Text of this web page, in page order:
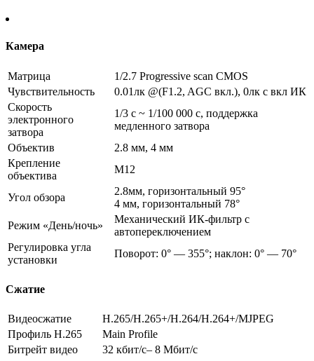
Камера
Матрица
1/2.7 Progressive scan CMOS
Чувствительность
0.01лк @(F1.2, AGC вкл.), 0лк с вкл ИК
Скорость
электронного
затвора
1/3 с ~ 1/100 000 с, поддержка
медленного затвора
Объектив
2.8 мм, 4 мм
Крепление
объектива
М12
Угол обзора
2.8мм, горизонтальный 95°
4 мм, горизонтальный 78°
Режим «День/ночь»
Механический ИК-фильтр с
автопереключением
Регулировка угла
установки
Поворот: 0° — 355°; наклон: 0° — 70°
Сжатие
Видеосжатие
H.265/H.265+/H.264/H.264+/MJPEG
Профиль H.265
Main Profile
Битрейт видео
32 кбит/с– 8 Мбит/с